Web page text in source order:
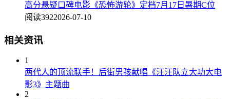
高分悬疑口碑电影《恐怖游轮》定档7月17日暑期C位
阅读3922026-07-10
相关资讯
1
两代人的顶流联手！后街男孩献唱《汪汪队立大功大电
影3》主题曲
2